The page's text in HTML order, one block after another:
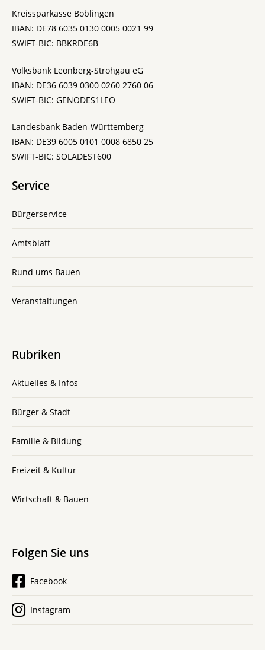
Kreissparkasse Böblingen
IBAN: DE78 6035 0130 0005 0021 99
SWIFT-BIC: BBKRDE6B
Volksbank Leonberg-Strohgäu eG
IBAN: DE36 6039 0300 0260 2760 06
SWIFT-BIC: GENODES1LEO
Landesbank Baden-Württemberg
IBAN: DE39 6005 0101 0008 6850 25
SWIFT-BIC: SOLADEST600
Service
Bürgerservice
Amtsblatt
Rund ums Bauen
Veranstaltungen
Rubriken
Aktuelles & Infos
Bürger & Stadt
Familie & Bildung
Freizeit & Kultur
Wirtschaft & Bauen
Folgen Sie uns
Facebook
Instagram